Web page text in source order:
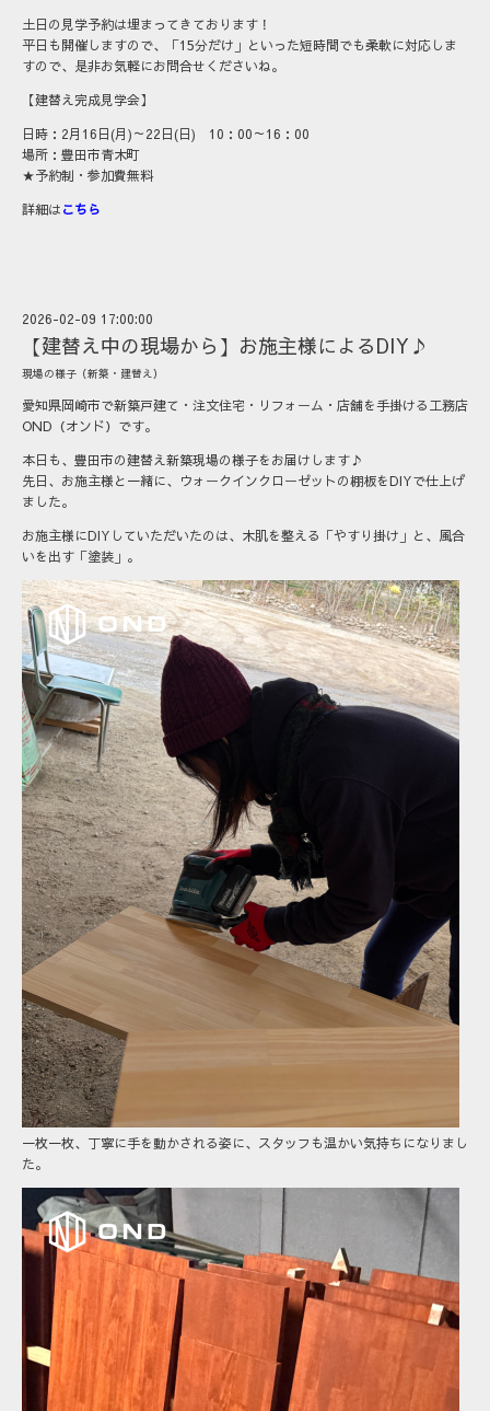
土日の見学予約は埋まってきております！
平日も開催しますので、「15分だけ」といった短時間でも柔軟に対応しま
すので、是非お気軽にお問合せくださいね。
【建替え完成見学会】
日時：2月16日(月)～22日(日) 10：00～16：00
場所：豊田市青木町
★予約制・参加費無料
詳細はこちら
2026-02-09 17:00:00
【建替え中の現場から】お施主様によるDIY♪
現場の様子（新築・建替え）
愛知県岡崎市で新築戸建て・注文住宅・リフォーム・店舗を手掛ける工務店
OND（オンド）です。
本日も、豊田市の建替え新築現場の様子をお届けします♪
先日、お施主様と一緒に、ウォークインクローゼットの棚板をDIYで仕上げ
ました。
お施主様にDIYしていただいたのは、木肌を整える「やすり掛け」と、風合
いを出す「塗装」。
一枚一枚、丁寧に手を動かされる姿に、スタッフも温かい気持ちになりまし
た。